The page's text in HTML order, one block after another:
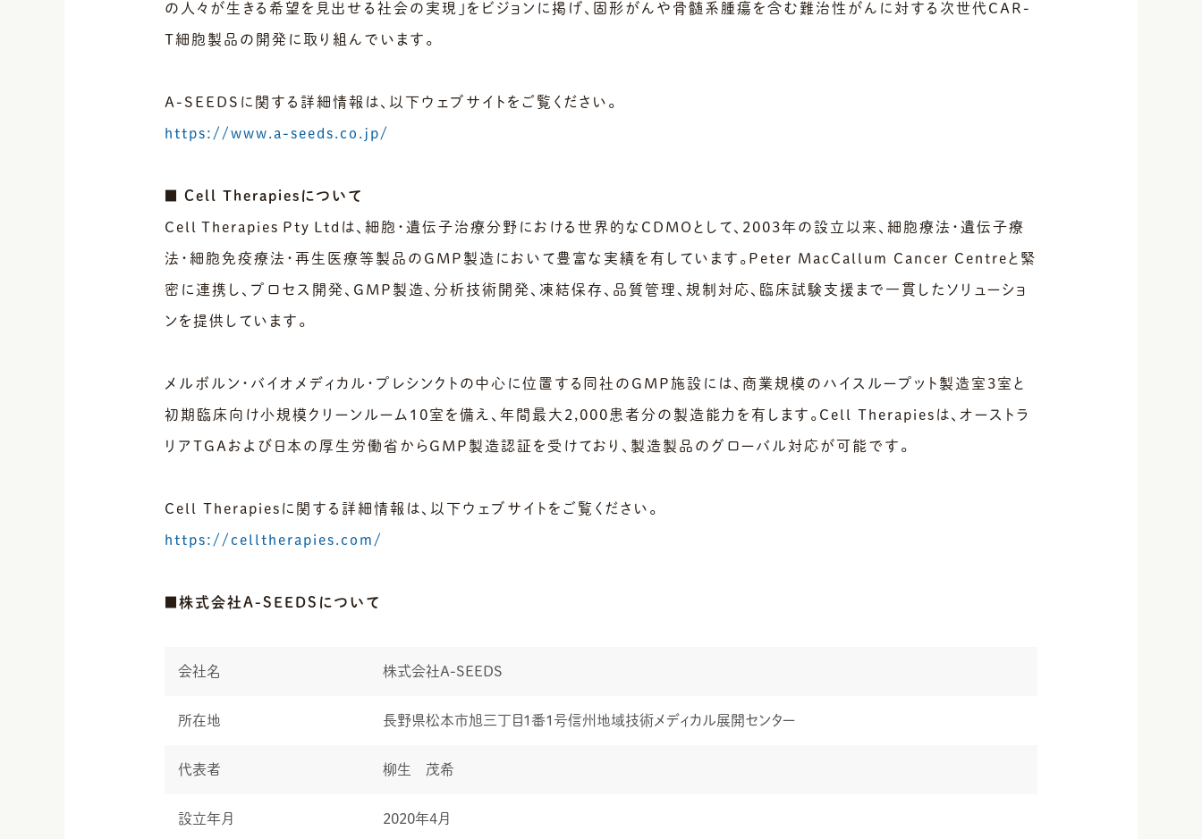
の人々が生きる希望を見出せる社会の実現」をビジョンに掲げ、固形がんや骨髄系腫瘍を含む難治性がんに対する次世代CAR-
T細胞製品の開発に取り組んでいます。
A-SEEDSに関する詳細情報は、以下ウェブサイトをご覧ください。
https://www.a-seeds.co.jp/
■ Cell Therapiesについて
Cell Therapies Pty Ltdは、細胞・遺伝子治療分野における世界的なCDMOとして、2003年の設立以来、細胞療法・遺伝子療
法・細胞免疫療法・再生医療等製品のGMP製造において豊富な実績を有しています。Peter MacCallum Cancer Centreと緊
密に連携し、プロセス開発、GMP製造、分析技術開発、凍結保存、品質管理、規制対応、臨床試験支援まで一貫したソリューショ
ンを提供しています。
メルボルン・バイオメディカル・プレシンクトの中心に位置する同社のGMP施設には、商業規模のハイスループット製造室3室と
初期臨床向け小規模クリーンルーム10室を備え、年間最大2,000患者分の製造能力を有します。Cell Therapiesは、オーストラ
リアTGAおよび日本の厚生労働省からGMP製造認証を受けており、製造製品のグローバル対応が可能です。
Cell Therapiesに関する詳細情報は、以下ウェブサイトをご覧ください。
https://celltherapies.com/
■株式会社A-SEEDSについて
会社名 株式会社A-SEEDS
所在地 長野県松本市旭三丁目１番１号信州地域技術メディカル展開センター
代表者 柳生 茂希
設立年月 2020年4月